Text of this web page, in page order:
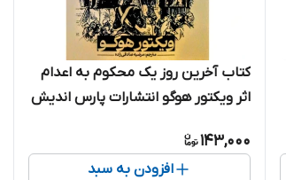
کتاب آخرین روز یک محکوم به اعدام
اثر ویکتور هوگو انتشارات پارس اندیش
143,000
افزودن به سبد